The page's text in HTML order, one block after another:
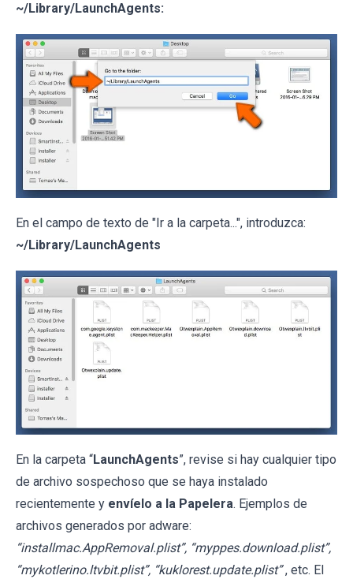
~/Library/LaunchAgents:
En el campo de texto de "Ir a la carpeta...", introduzca:
~/Library/LaunchAgents
En la carpeta “LaunchAgents”, revise si hay cualquier tipo
de archivo sospechoso que se haya instalado
recientemente y envíelo a la Papelera. Ejemplos de
archivos generados por adware:
“installmac.AppRemoval.plist”, “myppes.download.plist”,
“mykotlerino.ltvbit.plist”, “kuklorest.update.plist” , etc. El